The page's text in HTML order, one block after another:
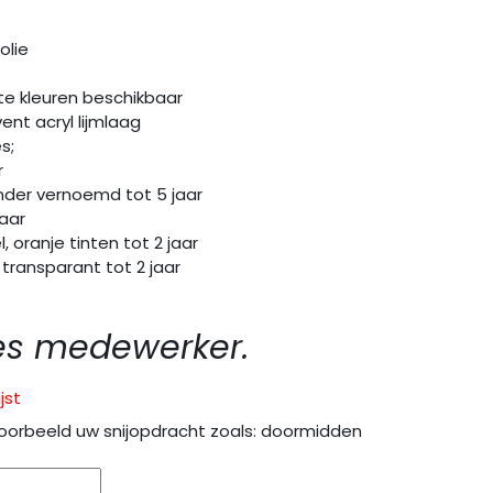
kleuren beschikbaar
acryl lijmlaag
vernoemd tot 5 jaar
tinten tot 2 jaar
tot 2 jaar
medewerker.
uw snijopdracht zoals: doormidden